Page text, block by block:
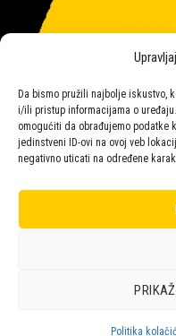
Da bismo pružili najbolje iskustvo,
i/ili pristup informacijama o
omogućiti da obrađujemo podatke
jedinstveni ID-ovi na ovoj veb
negativno uticati na određene
Politika